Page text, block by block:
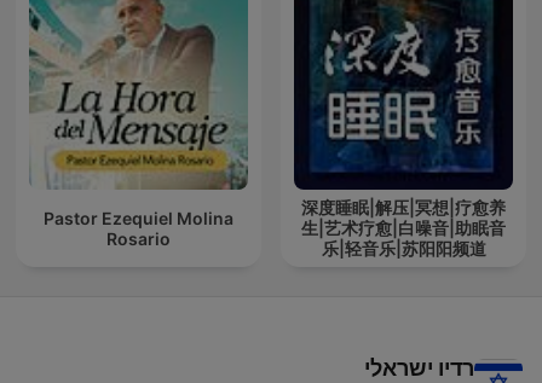
深度睡眠|解压|冥想|疗愈养
生|艺术疗愈|白噪音|助眠音
乐|轻音乐|苏阳阳频道
Pastor Ezequiel Molina
Rosario
רדיו ישראלי